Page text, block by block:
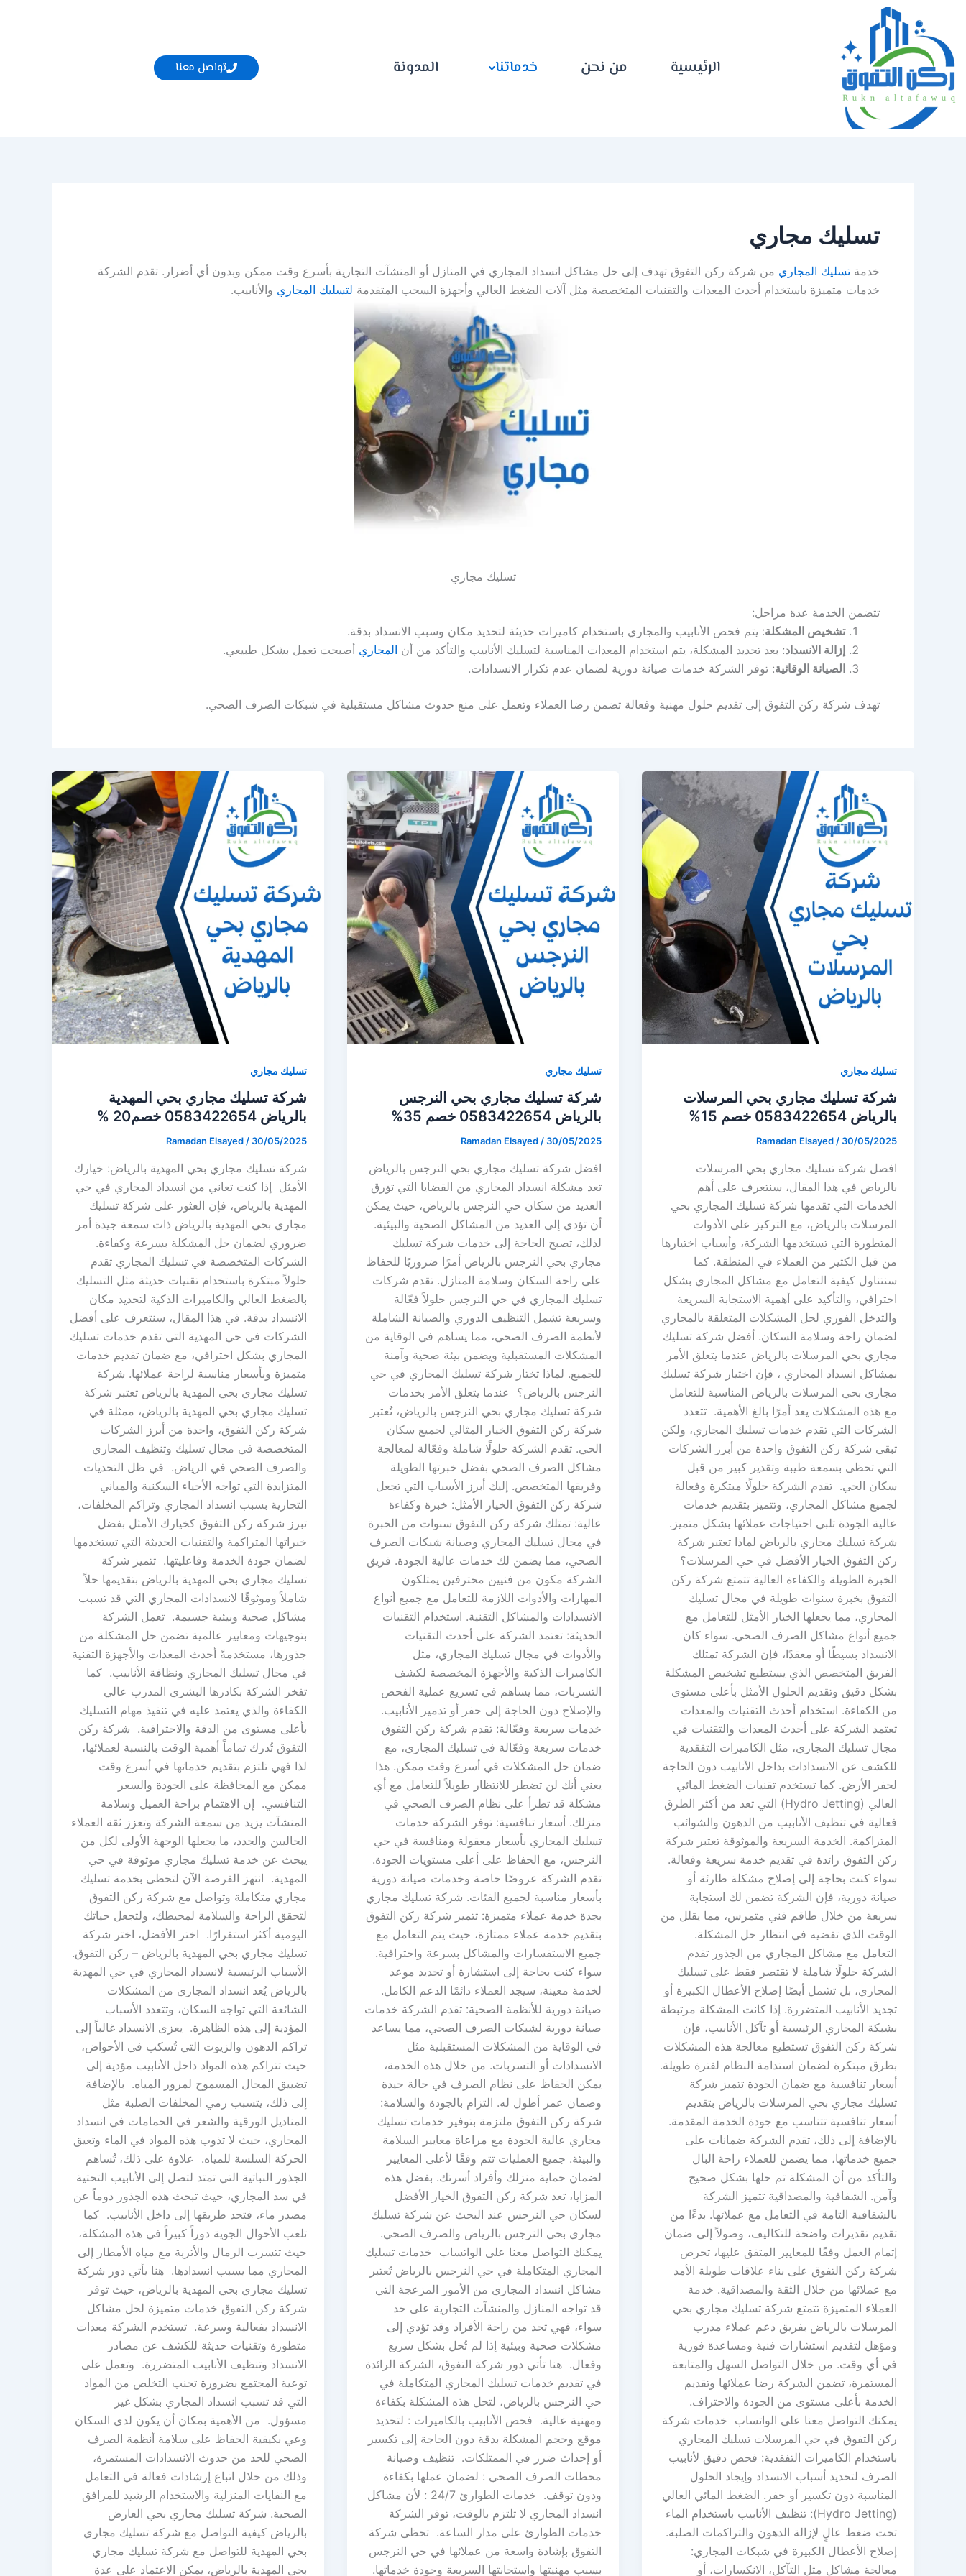
المحتوى
الرئيسية من نحن خدماتنا المدونة تواصل معنا
تسليك مجاري
خدمة تسليك المجاري من شركة ركن التفوق تهدف إلى حل مشاكل انسداد المجاري في المنازل أو المنشآت التجارية بأسرع وقت ممكن وبدون أي أضرار. تقدم الشركة
خدمات متميزة باستخدام أحدث المعدات والتقنيات المتخصصة مثل آلات الضغط العالي وأجهزة السحب المتقدمة لتسليك المجاري والأنابيب.
تسليك مجاري
تتضمن الخدمة عدة مراحل:
تشخيص المشكلة: يتم فحص الأنابيب والمجاري باستخدام كاميرات حديثة لتحديد مكان وسبب الانسداد بدقة.
إزالة الانسداد: بعد تحديد المشكلة، يتم استخدام المعدات المناسبة لتسليك الأنابيب والتأكد من أن المجاري أصبحت تعمل بشكل طبيعي.
الصيانة الوقائية: توفر الشركة خدمات صيانة دورية لضمان عدم تكرار الانسدادات.
تهدف شركة ركن التفوق إلى تقديم حلول مهنية وفعالة تضمن رضا العملاء وتعمل على منع حدوث مشاكل مستقبلية في شبكات الصرف الصحي.
تسليك مجاري
شركة تسليك مجاري بحي المرسلات
بالرياض 0583422654⁩ خصم 15%
Ramadan Elsayed/ 30/05/2025
افصل شركة تسليك مجاري بحي المرسلات
بالرياض في هذا المقال، سنتعرف على أهم
الخدمات التي تقدمها شركة تسليك المجاري بحي
المرسلات بالرياض، مع التركيز على الأدوات
المتطورة التي تستخدمها الشركة، وأسباب اختيارها
من قبل الكثير من العملاء في المنطقة. كما
سنتناول كيفية التعامل مع مشاكل المجاري بشكل
احترافي، والتأكيد على أهمية الاستجابة السريعة
والتدخل الفوري لحل المشكلات المتعلقة بالمجاري
لضمان راحة وسلامة السكان. أفضل شركة تسليك
مجاري بحي المرسلات بالرياض عندما يتعلق الأمر
بمشاكل انسداد المجاري ، فإن اختيار شركة تسليك
مجاري بحي المرسلات بالرياض المناسبة للتعامل
مع هذه المشكلات يعد أمرًا بالغ الأهمية. تتعدد
الشركات التي تقدم خدمات تسليك المجاري، ولكن
تبقى شركة ركن التفوق واحدة من أبرز الشركات
التي تحظى بسمعة طيبة وتقدير كبير من قبل
سكان الحي. تقدم الشركة حلولًا مبتكرة وفعالة
لجميع مشاكل المجاري، وتتميز بتقديم خدمات
عالية الجودة تلبي احتياجات عملائها بشكل متميز.
شركة تسليك مجاري بالرياض لماذا تعتبر شركة
ركن التفوق الخيار الأفضل في حي المرسلات؟
الخبرة الطويلة والكفاءة العالية تتمتع شركة ركن
التفوق بخبرة سنوات طويلة في مجال تسليك
المجاري، مما يجعلها الخيار الأمثل للتعامل مع
جميع أنواع مشاكل الصرف الصحي. سواء كان
الانسداد بسيطًا أو معقدًا، فإن الشركة تمتلك
الفريق المتخصص الذي يستطيع تشخيص المشكلة
بشكل دقيق وتقديم الحلول الأمثل بأعلى مستوى
من الكفاءة. استخدام أحدث التقنيات والمعدات
تعتمد الشركة على أحدث المعدات والتقنيات في
مجال تسليك المجاري، مثل الكاميرات التفقدية
للكشف عن الانسدادات بداخل الأنابيب دون الحاجة
لحفر الأرض. كما تستخدم تقنيات الضغط المائي
العالي (Hydro Jetting) التي تعد من أكثر الطرق
فعالية في تنظيف الأنابيب من الدهون والشوائب
المتراكمة. الخدمة السريعة والموثوقة تعتبر شركة
ركن التفوق رائدة في تقديم خدمة سريعة وفعالة.
سواء كنت بحاجة إلى إصلاح مشكلة طارئة أو
صيانة دورية، فإن الشركة تضمن لك استجابة
سريعة من خلال طاقم فني متمرس، مما يقلل من
الوقت الذي تقضيه في انتظار حل المشكلة.
التعامل مع مشاكل المجاري من الجذور تقدم
الشركة حلولًا شاملة لا تقتصر فقط على تسليك
المجاري، بل تشمل أيضًا إصلاح الأعطال الكبيرة أو
تجديد الأنابيب المتضررة. إذا كانت المشكلة مرتبطة
بشبكة المجاري الرئيسية أو تآكل الأنابيب، فإن
شركة ركن التفوق تستطيع معالجة هذه المشكلات
بطرق مبتكرة لضمان استدامة النظام لفترة طويلة.
أسعار تنافسية مع ضمان الجودة تتميز شركة
تسليك مجاري بحي المرسلات بالرياض بتقديم
أسعار تنافسية تتناسب مع جودة الخدمة المقدمة.
بالإضافة إلى ذلك، تقدم الشركة ضمانات على
جميع خدماتها، مما يضمن للعملاء راحة البال
والتأكد من أن المشكلة تم حلها بشكل صحيح
وآمن. الشفافية والمصداقية تتميز الشركة
بالشفافية التامة في التعامل مع عملائها. بدءًا من
تقديم تقديرات واضحة للتكاليف، وصولاً إلى ضمان
إتمام العمل وفقًا للمعايير المتفق عليها، تحرص
شركة ركن التفوق على بناء علاقات طويلة الأمد
مع عملائها من خلال الثقة والمصداقية. خدمة
العملاء المتميزة تتمتع شركة تسليك مجاري بحي
المرسلات بالرياض بفريق دعم عملاء مدرب
ومؤهل لتقديم استشارات فنية ومساعدة فورية
في أي وقت. من خلال التواصل السهل والمتابعة
المستمرة، تضمن الشركة رضا عملائها وتقديم
الخدمة بأعلى مستوى من الجودة والاحتراف.
يمكنك التواصل معنا على الواتساب خدمات شركة
ركن التفوق في حي المرسلات تسليك المجاري
باستخدام الكاميرات التفقدية: فحص دقيق لأنابيب
الصرف لتحديد أسباب الانسداد وإيجاد الحلول
المناسبة دون تكسير أو حفر. الضغط المائي العالي
(Hydro Jetting): تنظيف الأنابيب باستخدام الماء
تحت ضغط عالٍ لإزالة الدهون والتراكمات الصلبة.
إصلاح الأعطال الكبيرة في شبكات المجاري:
معالجة مشاكل مثل التآكل، الانكسارات، أو
تسليك مجاري
شركة تسليك مجاري بحي النرجس
بالرياض 0583422654⁩ خصم 35%
Ramadan Elsayed/ 30/05/2025
افضل شركة تسليك مجاري بحي النرجس بالرياض
تعد مشكلة انسداد المجاري من القضايا التي تؤرق
العديد من سكان حي النرجس بالرياض، حيث يمكن
أن تؤدي إلى العديد من المشاكل الصحية والبيئية.
لذلك، تصبح الحاجة إلى خدمات شركة تسليك
مجاري بحي النرجس بالرياض أمرًا ضروريًا للحفاظ
على راحة السكان وسلامة المنازل. تقدم شركات
تسليك المجاري في حي النرجس حلولاً فعّالة
وسريعة تشمل التنظيف الدوري والصيانة الشاملة
لأنظمة الصرف الصحي، مما يساهم في الوقاية من
المشكلات المستقبلية ويضمن بيئة صحية وآمنة
للجميع. لماذا تختار شركة تسليك المجاري في حي
النرجس بالرياض؟ عندما يتعلق الأمر بخدمات
شركة تسليك مجاري بحي النرجس بالرياض، تُعتبر
شركة ركن التفوق الخيار المثالي لجميع سكان
الحي. تقدم الشركة حلولًا شاملة وفعّالة لمعالجة
مشاكل الصرف الصحي بفضل خبرتها الطويلة
وفريقها المتخصص. إليك أبرز الأسباب التي تجعل
شركة ركن التفوق الخيار الأمثل: خبرة وكفاءة
عالية: تمتلك شركة ركن التفوق سنوات من الخبرة
في مجال تسليك المجاري وصيانة شبكات الصرف
الصحي، مما يضمن لك خدمات عالية الجودة. فريق
الشركة مكون من فنيين محترفين يمتلكون
المهارات والأدوات اللازمة للتعامل مع جميع أنواع
الانسدادات والمشاكل التقنية. استخدام التقنيات
الحديثة: تعتمد الشركة على أحدث التقنيات
والأدوات في مجال تسليك المجاري، مثل
الكاميرات الذكية والأجهزة المخصصة لكشف
التسربات، مما يساهم في تسريع عملية الفحص
والإصلاح دون الحاجة إلى حفر أو تدمير الأنابيب.
خدمات سريعة وفعّالة: تقدم شركة ركن التفوق
خدمات سريعة وفعّالة في تسليك المجاري، مع
ضمان حل المشكلات في أسرع وقت ممكن. هذا
يعني أنك لن تضطر للانتظار طويلاً للتعامل مع أي
مشكلة قد تطرأ على نظام الصرف الصحي في
منزلك. أسعار تنافسية: توفر الشركة خدمات
تسليك المجاري بأسعار معقولة ومنافسة في حي
النرجس، مع الحفاظ على أعلى مستويات الجودة.
تقدم الشركة عروضًا خاصة وخدمات صيانة دورية
بأسعار مناسبة لجميع الفئات. شركة تسليك مجاري
بجدة خدمة عملاء متميزة: تتميز شركة ركن التفوق
بتقديم خدمة عملاء ممتازة، حيث يتم التعامل مع
جميع الاستفسارات والمشاكل بسرعة واحترافية.
سواء كنت بحاجة إلى استشارة أو تحديد موعد
لخدمة معينة، سيجد العملاء دائمًا الدعم الكامل.
صيانة دورية للأنظمة الصحية: تقدم الشركة خدمات
صيانة دورية لشبكات الصرف الصحي، مما يساعد
في الوقاية من المشكلات المستقبلية مثل
الانسدادات أو التسربات. من خلال هذه الخدمة،
يمكن الحفاظ على نظام الصرف في حالة جيدة
وضمان عمر أطول له. التزام بالجودة والسلامة:
شركة ركن التفوق ملتزمة بتوفير خدمات تسليك
مجاري عالية الجودة مع مراعاة معايير السلامة
والبيئة. جميع العمليات تتم وفقًا لأعلى المعايير
لضمان حماية منزلك وأفراد أسرتك. بفضل هذه
المزايا، تعد شركة ركن التفوق الخيار الأفضل
لسكان حي النرجس عند البحث عن شركة تسليك
مجاري بحي النرجس بالرياض والصرف الصحي.
يمكنك التواصل معنا على الواتساب خدمات تسليك
المجاري المتكاملة في حي النرجس بالرياض تُعتبر
مشاكل انسداد المجاري من الأمور المزعجة التي
قد تواجه المنازل والمنشآت التجارية على حد
سواء، فهي تحد من راحة الأفراد وقد تؤدي إلى
مشكلات صحية وبيئية إذا لم تُحل بشكل سريع
وفعال. هنا تأتي دور شركة التفوق، الشركة الرائدة
في تقديم خدمات تسليك المجاري المتكاملة في
حي النرجس بالرياض، لتحل هذه المشكلة بكفاءة
ومهنية عالية. فحص الأنابيب بالكاميرات : لتحديد
موقع وحجم المشكلة بدقة دون الحاجة إلى تكسير
أو إحداث ضرر في الممتلكات. تنظيف وصيانة
محطات الصرف الصحي : لضمان عملها بكفاءة
ودون توقف. خدمات الطوارئ 24/7 : لأن مشاكل
انسداد المجاري لا تلتزم بالوقت، توفر الشركة
خدمات الطوارئ على مدار الساعة. تحظى شركة
التفوق بإشادة واسعة من عملائها في حي النرجس
بسبب مهنيتها واستجابتها السريعة وجودة خدماتها.
تسليك مجاري
شركة تسليك مجاري بحي المهدية
بالرياض 0583422654⁩ خصم20 %
Ramadan Elsayed/ 30/05/2025
شركة تسليك مجاري بحي المهدية بالرياض: خيارك
الأمثل إذا كنت تعاني من انسداد المجاري في حي
المهدية بالرياض، فإن العثور على شركة تسليك
مجاري بحي المهدية بالرياض ذات سمعة جيدة أمر
ضروري لضمان حل المشكلة بسرعة وكفاءة.
الشركات المتخصصة في تسليك المجاري تقدم
حلولاً مبتكرة باستخدام تقنيات حديثة مثل التسليك
بالضغط العالي والكاميرات الذكية لتحديد مكان
الانسداد بدقة. في هذا المقال، سنتعرف على أفضل
الشركات في حي المهدية التي تقدم خدمات تسليك
المجاري بشكل احترافي، مع ضمان تقديم خدمات
متميزة وبأسعار مناسبة لراحة عملائها. شركة
تسليك مجاري بحي المهدية بالرياض تعتبر شركة
تسليك مجاري بحي المهدية بالرياض، ممثلة في
شركة ركن التفوق، واحدة من أبرز الشركات
المتخصصة في مجال تسليك وتنظيف المجاري
والصرف الصحي في الرياض. في ظل التحديات
المتزايدة التي تواجه الأحياء السكنية والمباني
التجارية بسبب انسداد المجاري وتراكم المخلفات،
تبرز شركة ركن التفوق كخيارك الأمثل بفضل
خبراتها المتراكمة والتقنيات الحديثة التي تستخدمها
لضمان جودة الخدمة وفاعليتها. تتميز شركة
تسليك مجاري بحي المهدية بالرياض بتقديمها حلاً
شاملاً وموثوقًا لانسدادات المجاري التي قد تسبب
مشاكل صحية وبيئية جسيمة. تعمل الشركة
بتوجيهات ومعايير عالمية تضمن حل المشكلة من
جذورها، مستخدمةً أحدث المعدات والأجهزة التقنية
في مجال تسليك المجاري ونظافة الأنابيب. كما
تفخر الشركة بكادرها البشري المدرب عالي
الكفاءة والذي يعتمد عليه في تنفيذ مهام التسليك
بأعلى مستوى من الدقة والاحترافية. شركة ركن
التفوق تُدرك تماماً أهمية الوقت بالنسبة لعملائها،
لذا فهي تلتزم بتقديم خدماتها في أسرع وقت
ممكن مع المحافظة على الجودة والسعر
التنافسي. إن الاهتمام براحة العميل وسلامة
المنشآت يزيد من سمعة الشركة وتعزز ثقة العملاء
الحاليين والجدد، ما يجعلها الوجهة الأولى لكل من
يبحث عن خدمة تسليك مجاري موثوقة في حي
المهدية. انتهز الفرصة الآن لتحظى بخدمة تسليك
مجاري متكاملة وتواصل مع شركة ركن التفوق
لتحقق الراحة والسلامة لمحيطك، ولتجعل حياتك
اليومية أكثر استقرارًا. اختر الأفضل، اختر شركة
تسليك مجاري بحي المهدية بالرياض – ركن التفوق.
الأسباب الرئيسية لانسداد المجاري في حي المهدية
بالرياض يُعد انسداد المجاري من المشكلات
الشائعة التي تواجه السكان، وتتعدد الأسباب
المؤدية إلى هذه الظاهرة. يعزى الانسداد غالباً إلى
تراكم الدهون والزيوت التي تُسكب في الأحواض،
حيث تتراكم هذه المواد داخل الأنابيب مؤدية إلى
تضييق المجال المسموح لمرور المياه. بالإضافة
إلى ذلك، يتسبب رمي المخلفات الصلبة مثل
المناديل الورقية والشعر في الحمامات في انسداد
المجاري، حيث لا تذوب هذه المواد في الماء وتعيق
الحركة السلسة للمياه. علاوة على ذلك، تُساهم
الجذور النباتية التي تمتد لتصل إلى الأنابيب التحتية
في سد المجاري، حيث تبحث هذه الجذور دوماً عن
مصدر ماء، فتجد طريقها إلى داخل الأنابيب. كما
تلعب الأحوال الجوية دوراً كبيراً في هذه المشكلة،
حيث تتسرب الرمال والأتربة مع مياه الأمطار إلى
المجاري مما يسبب انسدادها. هنا يأتي دور شركة
تسليك مجاري بحي المهدية بالرياض، حيث توفر
شركة ركن التفوق خدمات متميزة لحل مشاكل
الانسداد بفعالية وسرعة. تستخدم الشركة معدات
متطورة وتقنيات حديثة للكشف عن مصادر
الانسداد وتنظيف الأنابيب المتضررة. وتعمل على
توعية المجتمع بضرورة تجنب التخلص من المواد
التي قد تسبب انسداد المجاري بشكل غير
مسؤول. من الأهمية بمكان أن يكون لدى السكان
وعي بكيفية الحفاظ على سلامة أنظمة الصرف
الصحي للحد من حدوث الانسدادات المستمرة،
وذلك من خلال اتباع إرشادات فعالة في التعامل
مع النفايات المنزلية والاستخدام الرشيد للمرافق
الصحية. شركة تسليك مجاري بحي العارض
بالرياض كيفية التواصل مع شركة تسليك مجاري
بحي المهدية للتواصل مع شركة تسليك مجاري
بحي المهدية بالرياض، يمكن الاعتماد على عدة